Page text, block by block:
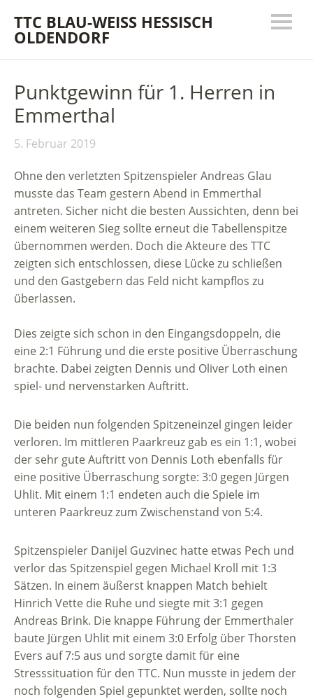
TTC BLAU-WEISS HESSISCH
OLDENDORF
Punktgewinn für 1. Herren in
Emmerthal
5. Februar 2019
Ohne den verletzten Spitzenspieler Andreas Glau
musste das Team gestern Abend in Emmerthal
antreten. Sicher nicht die besten Aussichten, denn bei
einem weiteren Sieg sollte erneut die Tabellenspitze
übernommen werden. Doch die Akteure des TTC
zeigten sich entschlossen, diese Lücke zu schließen
und den Gastgebern das Feld nicht kampflos zu
überlassen.
Dies zeigte sich schon in den Eingangsdoppeln, die
eine 2:1 Führung und die erste positive Überraschung
brachte. Dabei zeigten Dennis und Oliver Loth einen
spiel- und nervenstarken Auftritt.
Die beiden nun folgenden Spitzeneinzel gingen leider
verloren. Im mittleren Paarkreuz gab es ein 1:1, wobei
der sehr gute Auftritt von Dennis Loth ebenfalls für
eine positive Überraschung sorgte: 3:0 gegen Jürgen
Uhlit. Mit einem 1:1 endeten auch die Spiele im
unteren Paarkreuz zum Zwischenstand von 5:4.
Spitzenspieler Danijel Guzvinec hatte etwas Pech und
verlor das Spitzenspiel gegen Michael Kroll mit 1:3
Sätzen. In einem äußerst knappen Match behielt
Hinrich Vette die Ruhe und siegte mit 3:1 gegen
Andreas Brink. Die knappe Führung der Emmerthaler
baute Jürgen Uhlit mit einem 3:0 Erfolg über Thorsten
Evers auf 7:5 aus und sorgte damit für eine
Stresssituation für den TTC. Nun musste in jedem der
noch folgenden Spiel gepunktet werden, sollte noch